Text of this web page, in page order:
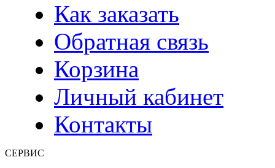
Как заказать
Обратная связь
Корзина
Личный кабинет
Контакты
СЕРВИС